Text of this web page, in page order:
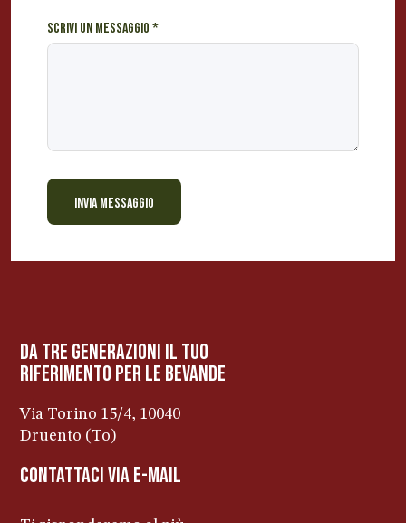
Scrivi un messaggio *
INVIA MESSAGGIO
da tre generazioni il tuo
riferimento per le bevanDe
Via Torino 15/4, 10040
Druento (To)
contattaci via e-mail